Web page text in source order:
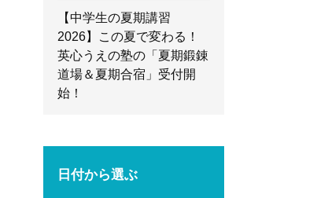
【中学生の夏期講習
2026】この夏で変わる！
英心うえの塾の「夏期鍛錬
道場＆夏期合宿」受付開
始！
日付から選ぶ